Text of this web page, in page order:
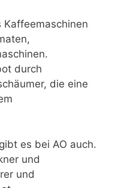
durch
die eine
es bei AO auch.
und
und